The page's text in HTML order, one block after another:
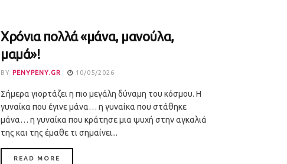
Χρόνια πολλά «μάνα, μανούλα,
μαμά»!
BY PENYPENY.GR 10/05/2026
Σήμερα γιορτάζει η πιο μεγάλη δύναμη του κόσμου. Η
γυναίκα που έγινε μάνα… η γυναίκα που στάθηκε
μάνα… η γυναίκα που κράτησε μια ψυχή στην αγκαλιά
της και της έμαθε τι σημαίνει...
READ MORE